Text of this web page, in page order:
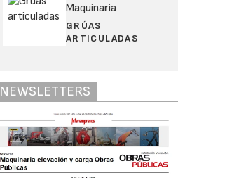
Maquinaria
GRÚAS
ARTICULADAS
NEWSLETTERS